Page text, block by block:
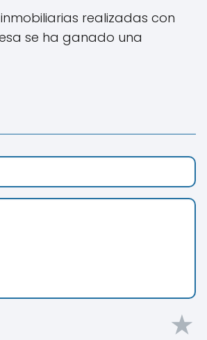
realizadas con
se ha ganado una
★